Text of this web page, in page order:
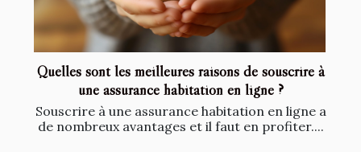
Quelles sont les meilleures raisons de souscrire à
une assurance habitation en ligne ?
Souscrire à une assurance habitation en ligne a
de nombreux avantages et il faut en profiter....